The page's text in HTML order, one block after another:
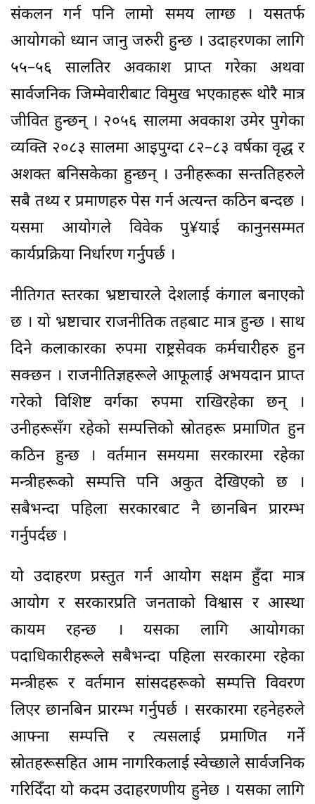
संकलन गर्न पनि लामो समय लाग्छ । यसतर्फ
आयोगको ध्यान जानु जरुरी हुन्छ । उदाहरणका लागि
५५–५६ सालतिर अवकाश प्राप्त गरेका अथवा
सार्वजनिक जिम्मेवारीबाट विमुख भएकाहरू थोरै मात्र
जीवित हुन्छन् । २०५६ सालमा अवकाश उमेर पुगेका
व्यक्ति २०८३ सालमा आइपुग्दा ८२–८३ वर्षका वृद्ध र
अशक्त बनिसकेका हुन्छन् । उनीहरूका सन्ततिहरुले
सबै तथ्य र प्रमाणहरु पेस गर्न अत्यन्त कठिन बन्दछ ।
यसमा आयोगले विवेक पु¥याई कानुनसम्मत
कार्यप्रक्रिया निर्धारण गर्नुपर्छ ।
नीतिगत स्तरका भ्रष्टाचारले देशलाई कंगाल बनाएको
छ । यो भ्रष्टाचार राजनीतिक तहबाट मात्र हुन्छ । साथ
दिने कलाकारका रुपमा राष्ट्रसेवक कर्मचारीहरु हुन
सक्छन । राजनीतिज्ञहरूले आफूलाई अभयदान प्राप्त
गरेको विशिष्ट वर्गका रुपमा राखिरहेका छन् ।
उनीहरूसँग रहेको सम्पत्तिको स्रोतहरू प्रमाणित हुन
कठिन हुन्छ । वर्तमान समयमा सरकारमा रहेका
मन्त्रीहरूको सम्पत्ति पनि अकुत देखिएको छ ।
सबैभन्दा पहिला सरकारबाट नै छानबिन प्रारम्भ
गर्नुपर्दछ ।
यो उदाहरण प्रस्तुत गर्न आयोग सक्षम हुँदा मात्र
आयोग र सरकारप्रति जनताको विश्वास र आस्था
कायम रहन्छ । यसका लागि आयोगका
पदाधिकारीहरूले सबैभन्दा पहिला सरकारमा रहेका
मन्त्रीहरू र वर्तमान सांसदहरूको सम्पत्ति विवरण
लिएर छानबिन प्रारम्भ गर्नुपर्छ । सरकारमा रहनेहरुले
आफ्ना सम्पत्ति र त्यसलाई प्रमाणित गर्ने
स्रोतहरूसहित आम नागरिकलाई स्वेच्छाले सार्वजनिक
गरिदिँदा यो कदम उदाहरणणीय हुनेछ । यसका लागि